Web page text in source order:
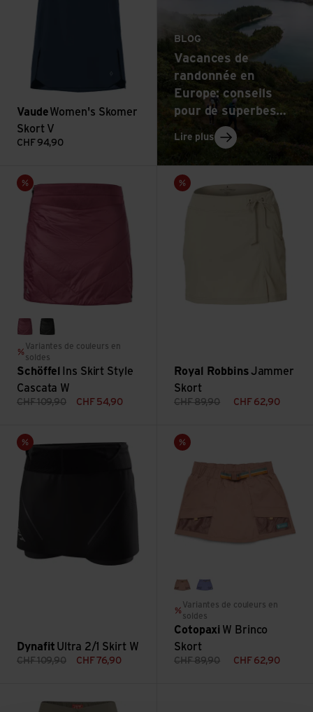
VaudeWomen's Skomer
Skort V
CHF 94,90
BLOG
Vacances de
randonnée en
Europe: conseils
pour de superbes
excursions
Lire plus: Vacances de
Vente
acaiblack
Variantes de couleurs en
soldes
Schöffel
Ins Skirt Style
Cascata W
CHF109,90 CHF 54,90
Voir Ins Skirt Style Cascata W
Vente
Royal RobbinsJammer
Skort
CHF89,90 CHF 62,90
Voir Jammer Skort
Vente
Dynafit Ultra 2/1 Skirt W
CHF109,90 CHF 76,90
Voir Ultra 2/1 Skirt W
Vente
reishiblue smoke
Variantes de couleurs en
soldes
Cotopaxi W Brinco
Skort
CHF89,90 CHF 62,90
Voir W Brinco Skort